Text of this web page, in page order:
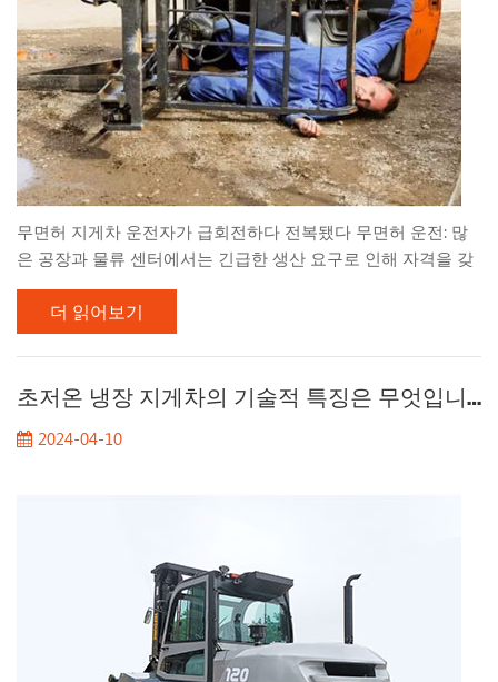
무면허 지게차 운전자가 급회전하다 전복됐다 무면허 운전: 많
은 공장과 물류 센터에서는 긴급한 생산 요구로 인해 자격을 갖
춘 교육과 자격이 부족한 근로자를 고용하여 지게차를 운전하는
경우가 있습니다 . 이러한 무면허 운전자는 지게차 운전에 대한
기본적인 이해와 기술이 부족하여 부적절한 운전 행위를 하고
있습니다. 너무 빠르거나 너무 급회전: 스트레스가 많은 작업 환
경에서 운전자는 시간 압박을 받을 수 있으며 효율성을 높이기
른 속도로 주행하고 방향을 돌릴 때 갑자기 방향을 바꾸면 차량
더 읽어보기
초저온 냉장 지게차의 기술적 특징은 무엇입니까?
2024-04-10